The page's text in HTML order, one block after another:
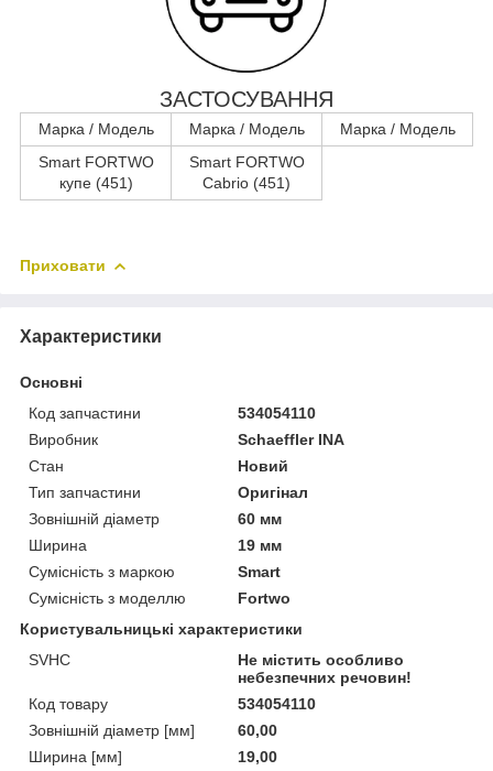
ЗАСТОСУВАННЯ
Марка / Модель Марка / Модель
Марка / Модель
Smart FORTWO
купе (451)
Smart FORTWO
Cabrio (451)
Приховати
Характеристики
Основні
Код запчастини
534054110
Виробник
Schaeffler INA
Стан
Новий
Тип запчастини
Оригінал
Зовнішній діаметр
60 мм
Ширина
19 мм
Сумісність з маркою
Smart
Сумісність з моделлю
Fortwo
Користувальницькі характеристики
SVHC
Не містить особливо
небезпечних речовин!
Код товару
534054110
Зовнішній діаметр [мм]
60,00
Ширина [мм]
19,00